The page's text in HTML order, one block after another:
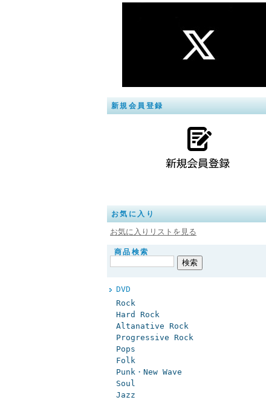
新規会員登録
お気に入り
お気に入りリストを見る
商品検索
DVD
Rock
Hard Rock
Altanative Rock
Progressive Rock
Pops
Folk
Punk・New Wave
Soul
Jazz